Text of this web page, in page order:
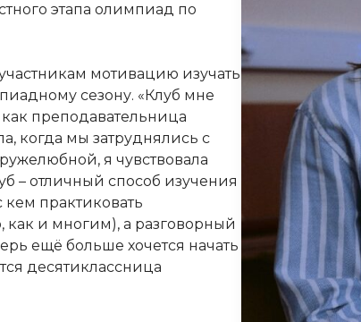
этапа олимпиад по
мотивацию изучать
сезону. «Клуб мне
преподавательница
когда мы затруднялись с
я чувствовала
– отличный способ изучения
практиковать
и многим), а разговорный
ещё больше хочется начать
десятиклассница